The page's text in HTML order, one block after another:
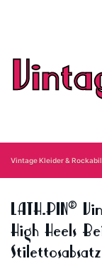
Vintage Kleider &
LATH.PIN®
High Heels